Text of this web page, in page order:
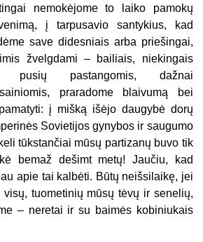
nemokėjome to laiko pamokų
į tarpusavio santykius, kad
save didesniais arba priešingai,
žvelgdami – bailiais, niekingais
pusių pastangomis, dažnai
praradome blaivumą bei
į mišką išėjo daugybė dorų
Sovietijos gynybos ir saugumo
tūkstančiai mūsų partizanų buvo tik
bemaž dešimt metų! Jaučiu, kad
apie tai kalbėti. Būtų neišsilaikę, jei
tuometinių mūsų tėvų ir senelių,
– neretai ir su baimės kobiniukais